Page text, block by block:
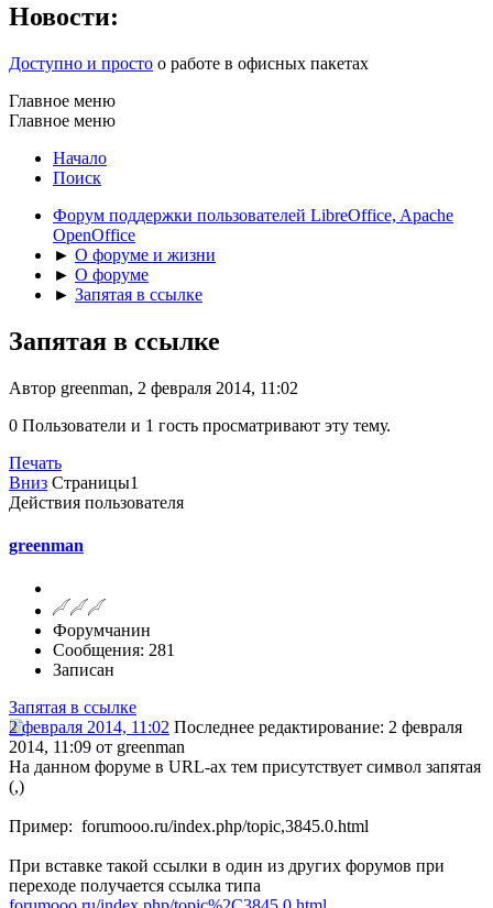
Новости:
Доступно и просто о работе в офисных пакетах
Главное меню
Главное меню
Начало
Поиск
Форум поддержки пользователей LibreOffice, Apache
OpenOffice
► О форуме и жизни
► О форуме
► Запятая в ссылке
Запятая в ссылке
Автор greenman, 2 февраля 2014, 11:02
0 Пользователи и 1 гость просматривают эту тему.
Печать
Вниз Страницы1
Действия пользователя
greenman
Форумчанин
Сообщения: 281
Записан
Запятая в ссылке
2 февраля 2014, 11:02 Последнее редактирование: 2 февраля
2014, 11:09 от greenman
На данном форуме в URL-ах тем присутствует символ запятая
(,)
Пример: forumooo.ru/index.php/topic,3845.0.html
При вставке такой ссылки в один из других форумов при
переходе получается ссылка типа